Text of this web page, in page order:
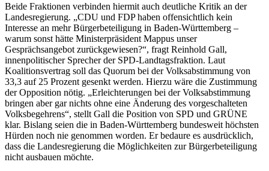
Beide Fraktionen verbinden hiermit auch deutliche Kritik an der
Landesregierung. „CDU und FDP haben offensichtlich kein
Interesse an mehr Bürgerbeteiligung in Baden-Württemberg –
warum sonst hätte Ministerpräsident Mappus unser
Gesprächsangebot zurückgewiesen?“, fragt Reinhold Gall,
innenpolitischer Sprecher der SPD-Landtagsfraktion. Laut
Koalitionsvertrag soll das Quorum bei der Volksabstimmung von
33,3 auf 25 Prozent gesenkt werden. Hierzu wäre die Zustimmung
der Opposition nötig. „Erleichterungen bei der Volksabstimmung
bringen aber gar nichts ohne eine Änderung des vorgeschalteten
Volksbegehrens“, stellt Gall die Position von SPD und GRÜNE
klar. Bislang seien die in Baden-Württemberg bundesweit höchsten
Hürden noch nie genommen worden. Er bedaure es ausdrücklich,
dass die Landesregierung die Möglichkeiten zur Bürgerbeteiligung
nicht ausbauen möchte.